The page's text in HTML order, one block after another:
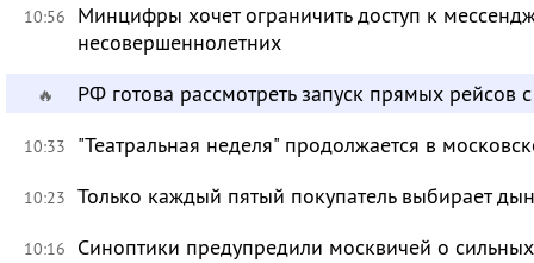
10:56
Минцифры хочет ограничить доступ к
несовершеннолетних
🔥 РФ готова рассмотреть запуск прямых рейсов
10:33 "Театральная неделя" продолжается в
10:23 Только каждый пятый покупатель выбирает
10:16 Синоптики предупредили москвичей о